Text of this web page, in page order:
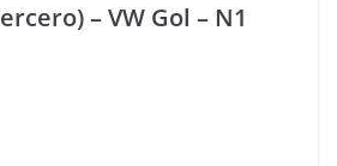
– VW Gol – N1